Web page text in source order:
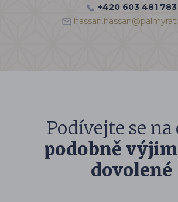
+420 603 481 783
Podívejte se na
podobně
dovolené